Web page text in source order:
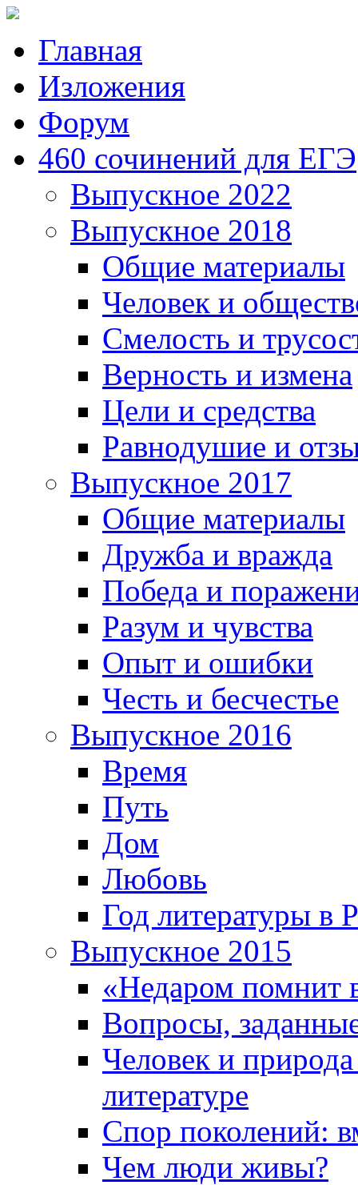
Главная
Изложения
Форум
460 сочинений для ЕГЭ
Выпускное 2022
Выпускное 2018
Общие материалы
Человек и
Смелость и
Верность и измена
Цели и средства
Равнодушие и
Выпускное 2017
Общие материалы
Дружба и вражда
Победа и
Разум и чувства
Опыт и ошибки
Честь и бесчестье
Выпускное 2016
Время
Путь
Дом
Любовь
Год литературы в
Выпускное 2015
«Недаром помнит
Вопросы,
Человек и
литературе
Спор поколений:
Чем люди живы?